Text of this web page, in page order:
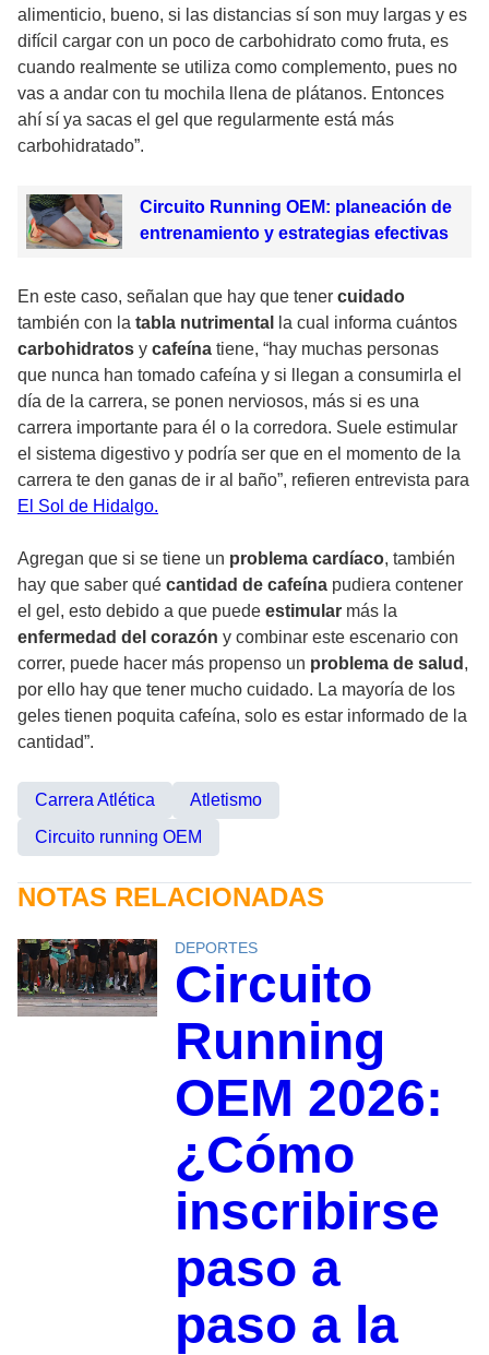
alimenticio, bueno, si las distancias sí son muy largas y es
difícil cargar con un poco de carbohidrato como fruta, es
cuando realmente se utiliza como complemento, pues no
vas a andar con tu mochila llena de plátanos. Entonces
ahí sí ya sacas el gel que regularmente está más
carbohidratado”.
Circuito Running OEM: planeación de
entrenamiento y estrategias efectivas
En este caso, señalan que hay que tener cuidado
también con la tabla nutrimental
la cual informa cuántos
carbohidratos y cafeína tiene, “hay muchas personas
que nunca han tomado cafeína y si llegan a consumirla el
día de la carrera, se ponen nerviosos, más si es una
carrera importante para él o la corredora. Suele estimular
el sistema digestivo y podría ser que en el momento de la
carrera te den ganas de ir al baño”, refieren entrevista para
El Sol de Hidalgo.
Agregan que si se tiene un problema cardíaco, también
hay que saber qué cantidad de cafeína pudiera contener
el gel, esto debido a que puede estimular más la
enfermedad del corazón y combinar este escenario con
correr, puede hacer más propenso un problema de salud ,
por ello hay que tener mucho cuidado. La mayoría de los
geles tienen poquita cafeína, solo es estar informado de la
cantidad”.
Carrera Atlética
Atletismo
Circuito running OEM
NOTAS RELACIONADAS
DEPORTES
Circuito
Running
OEM 2026:
¿Cómo
inscribirse
paso a
paso a la